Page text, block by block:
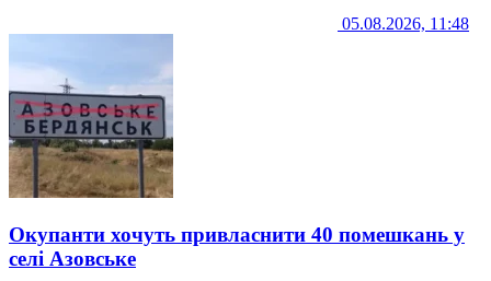
05.08.2026, 11:48
Окупанти хочуть привласнити 40 помешкань у
селі Азовське